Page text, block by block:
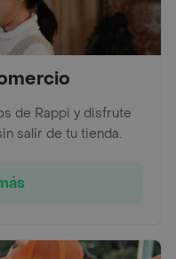
de Rappi y disfrute
salir de tu tienda.